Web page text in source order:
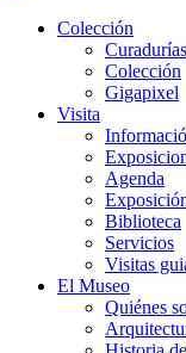
Colección
Curadurías
Colección
Gigapixel
Visita
Agenda
Biblioteca
Servicios
Visitas
El Museo
Quiénes